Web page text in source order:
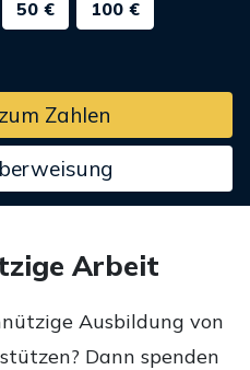
50 € 100 €
Zahlen
Arbeit
Ausbildung von
Dann spenden